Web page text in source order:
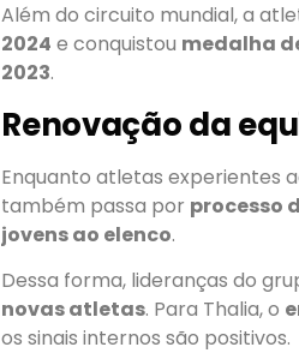
Além do circuito mundial, a
2024 e conquistou medalha
2023.
Renovação da
Enquanto atletas experientes
também passa por processo
jovens ao elenco.
Dessa forma, lideranças do
novas atletas. Para Thalia, o
os sinais internos são positivos.